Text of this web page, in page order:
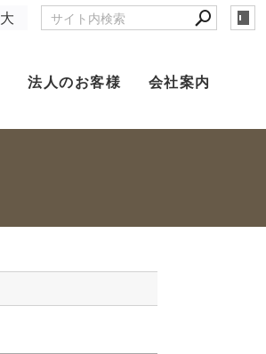
大
法人のお客様 会社案内